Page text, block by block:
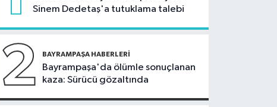
Güncel
alev topuna döndü:
Trafik kilitlendi
Güncel
17:07İletişim Başkanı
Duran: Mekke Anlaşması
Sinem Dedetaş'a tutuklama talebi
2 BAYRAMPAŞA HABERLERI
Bayrampaşa'da ölümle sonuçlanan
kaza: Sürücü gözaltında